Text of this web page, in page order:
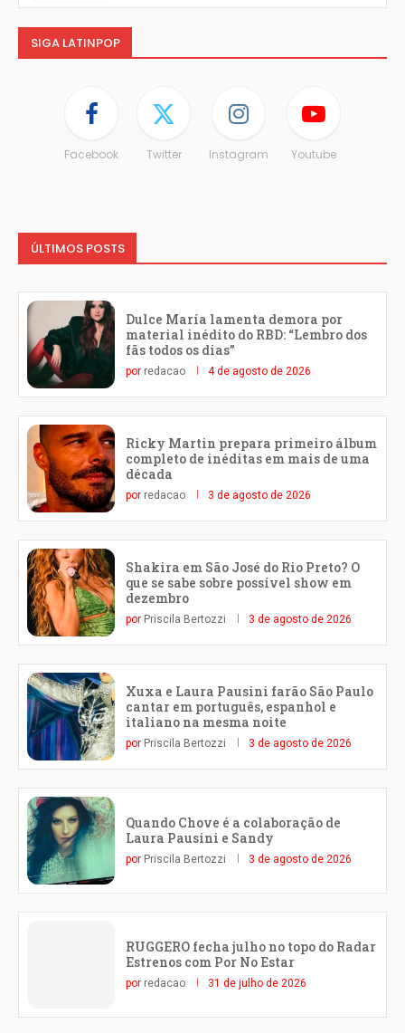
SIGA LATINPOP
Facebook Twitter Instagram Youtube
ÚLTIMOS POSTS
Dulce María lamenta demora por
material inédito do RBD: “Lembro dos
fãs todos os dias”
por redacao 4 de agosto de 2026
Ricky Martin prepara primeiro álbum
completo de inéditas em mais de uma
década
por redacao 3 de agosto de 2026
Shakira em São José do Rio Preto? O
que se sabe sobre possível show em
dezembro
por Priscila Bertozzi 3 de agosto de 2026
Xuxa e Laura Pausini farão São Paulo
cantar em português, espanhol e
italiano na mesma noite
por Priscila Bertozzi 3 de agosto de 2026
Quando Chove é a colaboração de
Laura Pausini e Sandy
por Priscila Bertozzi 3 de agosto de 2026
RUGGERO fecha julho no topo do Radar
Estrenos com Por No Estar
por redacao 31 de julho de 2026